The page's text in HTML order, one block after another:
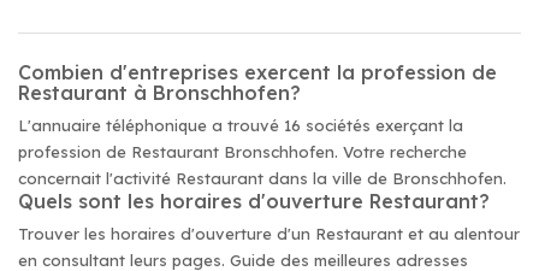
Combien d'entreprises exercent la profession de
Restaurant à Bronschhofen?
L'annuaire téléphonique a trouvé 16 sociétés exerçant la
profession de Restaurant Bronschhofen. Votre recherche
concernait l'activité Restaurant dans la ville de Bronschhofen.
Quels sont les horaires d'ouverture Restaurant?
Trouver les horaires d'ouverture d'un Restaurant et au alentour
en consultant leurs pages. Guide des meilleures adresses